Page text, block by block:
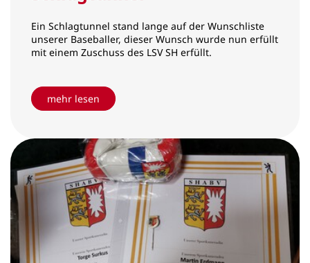
Ein Schlagtunnel stand lange auf der Wunschliste
unserer Baseballer, dieser Wunsch wurde nun erfüllt
mit einem Zuschuss des LSV SH erfüllt.
mehr lesen